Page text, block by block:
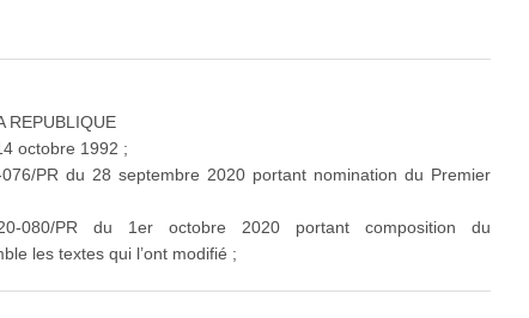
REPUBLIQUE
octobre 1992 ;
PR du 28 septembre 2020 portant nomination du Premier
080/PR du 1er octobre 2020 portant composition du
les textes qui l’ont modifié ;